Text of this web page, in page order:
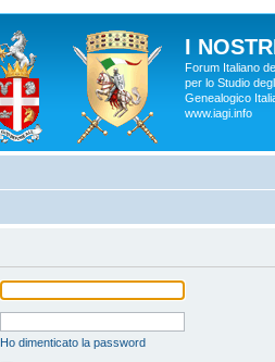
I
Forum Italiano
per lo Studio
Genealogico
www.iagi.info
Ho dimenticato la password